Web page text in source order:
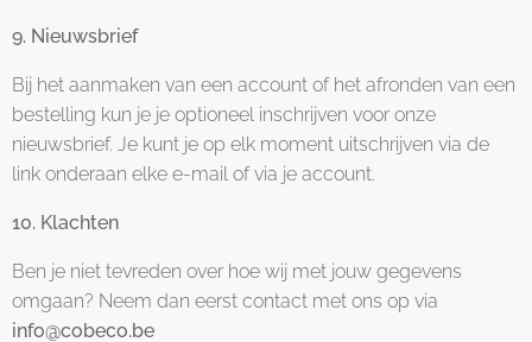
9. Nieuwsbrief
Bij het aanmaken van een account of het afronden van een
bestelling kun je je optioneel inschrijven voor onze
nieuwsbrief. Je kunt je op elk moment uitschrijven via de
link onderaan elke e-mail of via je account.
10. Klachten
Ben je niet tevreden over hoe wij met jouw gegevens
omgaan? Neem dan eerst contact met ons op via
info@cobeco.be